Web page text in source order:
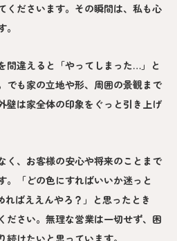
くださいます。その瞬間は、私も心
間違えると「やってしまった…」と
でも家の立地や形、周囲の景観まで
壁は家全体の印象をぐっと引き上げ
く、お客様の安心や将来のことまで
。「どの色にすればいいか迷っと
ばええんやろ？」と思ったとき
ださい。無理な営業は一切せず、困
けたいと思っています。